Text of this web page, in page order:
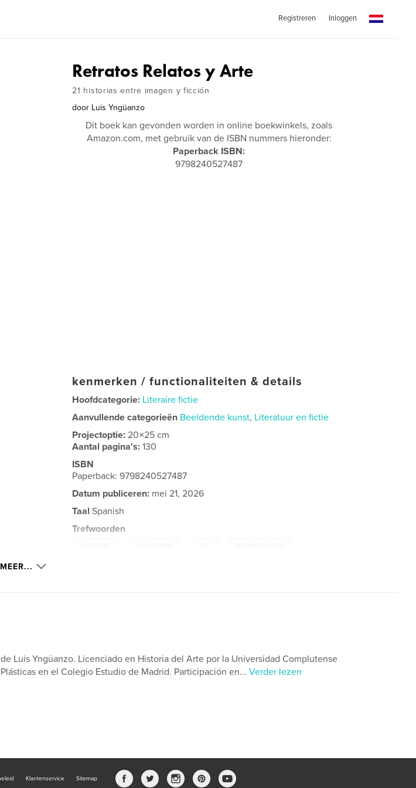
Registreren Inloggen
Retratos Relatos y Arte
21 historias entre imagen y ficción
door Luis Yngüanzo
Dit boek kan gevonden worden in online boekwinkels, zoals
Amazon.com, met gebruik van de ISBN nummers hieronder:
Paperback ISBN:
9798240527487
kenmerken / functionaliteiten & details
Hoofdcategorie: Literaire fictie
Aanvullende categorieën Beeldende kunst, Literatuur en fictie
Projectoptie:20×25 cm
Aantal pagina's:130
ISBN
Paperback: 9798240527487
Datum publiceren: mei 21, 2026
Taal Spanish
Trefwoorden
MEER...
Luis Yngüanzo. Licenciado en Historia del Arte por la Universidad Complutense
en el Colegio Estudio de Madrid. Participación en... Verder lezen
Klantenservice Sitemap